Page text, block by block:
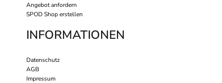
Angebot anfordern
SPOD Shop erstellen
INFORMATIONEN
Datenschutz
AGB
Impressum